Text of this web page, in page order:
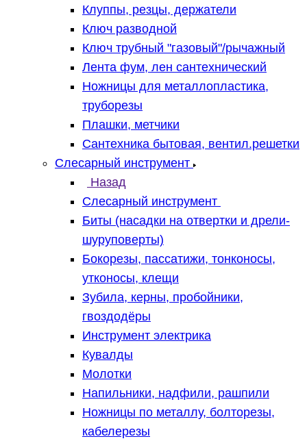
Клуппы, резцы, держатели
Ключ разводной
Ключ трубный "газовый"/рычажный
Лента фум, лен сантехнический
Ножницы для металлопластика,
труборезы
Плашки, метчики
Сантехника бытовая, вентил.решетки
Слесарный инструмент
Назад
Слесарный инструмент
Биты (насадки на отвертки и дрели-
шуруповерты)
Бокорезы, пассатижи, тонконосы,
утконосы, клещи
Зубила, керны, пробойники,
гвоздодёры
Инструмент электрика
Кувалды
Молотки
Напильники, надфили, рашпили
Ножницы по металлу, болторезы,
кабелерезы